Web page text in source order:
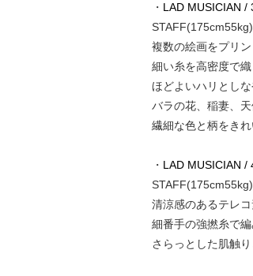
・ LAD MUSICIAN /
複数の絵画をプリ
細い糸を高密度で
ほどよいハリとし
バラの花、稲妻、
繊細な色と柄をきれ
・ LAD MUSICIAN /
清涼感のあるテレ
細番手の強撚糸で
さらっとした肌触